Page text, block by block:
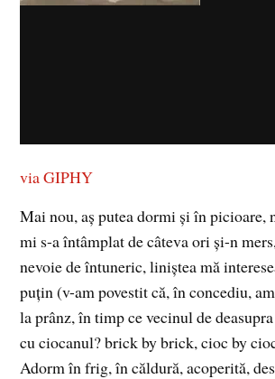
via GIPHY
Mai nou, aș putea dormi și în picioare,
mi s-a întâmplat de câteva ori și-n
nevoie de întuneric, liniștea mă
puțin (v-am povestit că, în concediu,
la prânz, în timp ce vecinul de
cu ciocanul? brick by brick, cioc by
Adorm în frig, în căldură, acoperită,